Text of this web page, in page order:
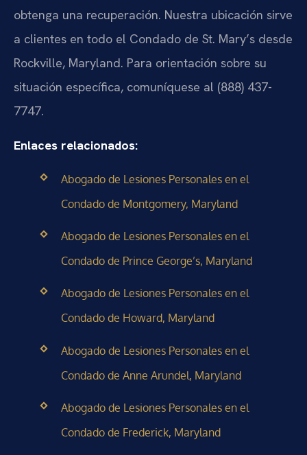
obtenga una recuperación. Nuestra ubicación sirve
a clientes en todo el Condado de St. Mary’s desde
Rockville, Maryland. Para orientación sobre su
situación específica, comuníquese al (888) 437-
7747.
Enlaces relacionados:
Abogado de Lesiones Personales en el
Condado de Montgomery, Maryland
Abogado de Lesiones Personales en el
Condado de Prince George’s, Maryland
Abogado de Lesiones Personales en el
Condado de Howard, Maryland
Abogado de Lesiones Personales en el
Condado de Anne Arundel, Maryland
Abogado de Lesiones Personales en el
Condado de Frederick, Maryland